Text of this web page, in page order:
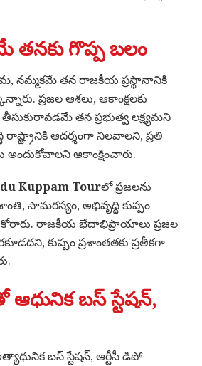
తనకు గొప్ప బలం
నమ్మకమే తన రాజకీయ ప్రస్థానానికి
ప్రజల ఆశలు, ఆకాంక్షలకు
తన ప్రభుత్వ లక్ష్యమని
రాష్ట్రానికి ఆదర్శంగా నిలవాలని, ప్రతి
అందుకోవాలని ఆకాంక్షించారు.
Kuppam Tourలో ప్రజలను
సామరస్యం, అభివృద్ధి కుప్పం
రాజకీయ భేదాభిప్రాయాలు ప్రజల
కుప్పం ప్రశాంతతకు ప్రతీకగా
ఆధునిక బస్ స్టేషన్,
బస్ స్టేషన్, ఆర్టీసీ డిపో